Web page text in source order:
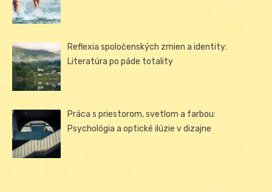
Reflexia spoločenských zmien a identity:
Literatúra po páde totality
Práca s priestorom, svetlom a farbou:
Psychológia a optické ilúzie v dizajne